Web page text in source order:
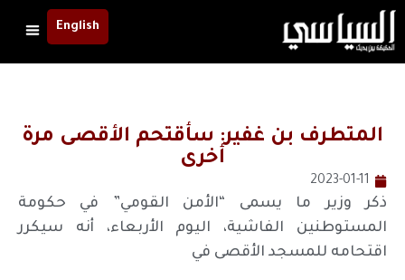
English
المتطرف بن غفير: سأقتحم الأقصى مرة
أخرى
2023-01-11
ذكر وزير ما يسمى “الأمن القومي” في حكومة
المستوطنين الفاشية، اليوم الأربعاء، أنه سيكرر
اقتحامه للمسجد الأقصى في